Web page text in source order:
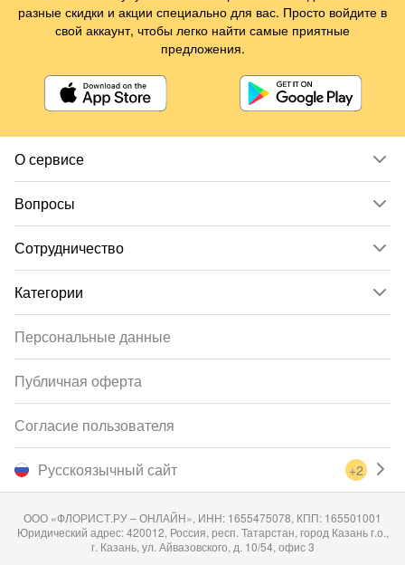
О сервисе
Вопросы
Сотрудничество
Категории
Русскоязычный сайт +2
Персональные данные
Публичная оферта
Согласие пользователя
ООО «ФЛОРИСТ.РУ – ОНЛАЙН», ИНН: 1655475078, КПП: 165501001
Юридический адрес: 420012, Россия, респ. Татарстан, город Казань г.о.,
г. Казань, ул. Айвазовского, д. 10/54, офис 3
разные скидки и акции специально для вас. Просто войдите в
свой аккаунт, чтобы легко найти самые приятные
предложения.